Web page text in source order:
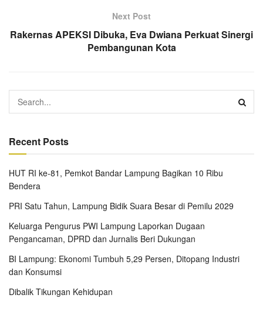
Next Post
Rakernas APEKSI Dibuka, Eva Dwiana Perkuat Sinergi
Pembangunan Kota
Recent Posts
HUT RI ke-81, Pemkot Bandar Lampung Bagikan 10 Ribu
Bendera
PRI Satu Tahun, Lampung Bidik Suara Besar di Pemilu 2029
Keluarga Pengurus PWI Lampung Laporkan Dugaan
Pengancaman, DPRD dan Jurnalis Beri Dukungan
BI Lampung: Ekonomi Tumbuh 5,29 Persen, Ditopang Industri
dan Konsumsi
Dibalik Tikungan Kehidupan